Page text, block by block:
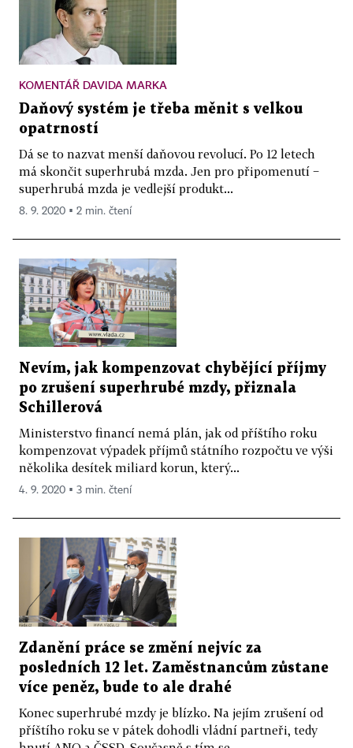
KOMENTÁŘ DAVIDA MARKA
Daňový systém je třeba měnit s velkou
opatrností
Dá se to nazvat menší daňovou revolucí. Po 12 letech
má skončit superhrubá mzda. Jen pro připomenutí −
superhrubá mzda je vedlejší produkt...
8. 9. 2020 ▪ 2 min. čtení
Nevím, jak kompenzovat chybějící příjmy
po zrušení superhrubé mzdy, přiznala
Schillerová
Ministerstvo financí nemá plán, jak od příštího roku
kompenzovat výpadek příjmů státního rozpočtu ve výši
několika desítek miliard korun, který...
4. 9. 2020 ▪ 3 min. čtení
Zdanění práce se změní nejvíc za
posledních 12 let. Zaměstnancům zůstane
více peněz, bude to ale drahé
Konec superhrubé mzdy je blízko. Na jejím zrušení od
příštího roku se v pátek dohodli vládní partneři, tedy